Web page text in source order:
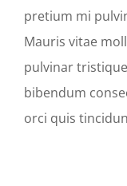
pretium mi
Mauris vitae
pulvinar
bibendum
orci quis